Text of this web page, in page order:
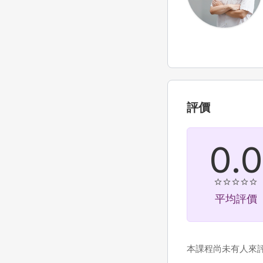
評價
0.0
平均評價
本課程尚未有人來